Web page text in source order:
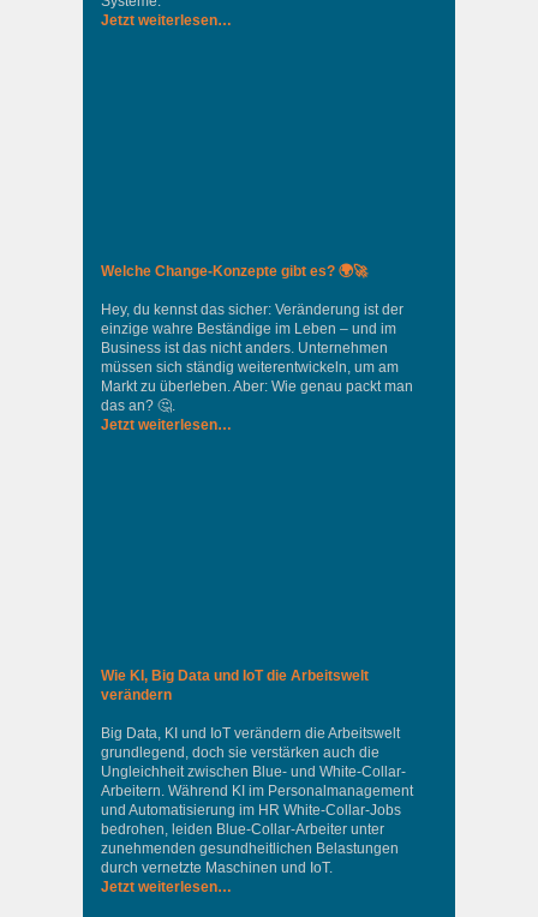
Jetzt weiterlesen…
Welche Change-Konzepte gibt es? 🌍🚀
Hey, du kennst das sicher: Veränderung ist der
einzige wahre Beständige im Leben – und im
Business ist das nicht anders. Unternehmen
müssen sich ständig weiterentwickeln, um am
Markt zu überleben. Aber: Wie genau packt man
das an? 🤔.
Jetzt weiterlesen…
Wie KI, Big Data und IoT die Arbeitswelt
verändern
Big Data, KI und IoT verändern die Arbeitswelt
grundlegend, doch sie verstärken auch die
Ungleichheit zwischen Blue- und White-Collar-
Arbeitern. Während KI im Personalmanagement
und Automatisierung im HR White-Collar-Jobs
bedrohen, leiden Blue-Collar-Arbeiter unter
zunehmenden gesundheitlichen Belastungen
durch vernetzte Maschinen und IoT.
Jetzt weiterlesen…